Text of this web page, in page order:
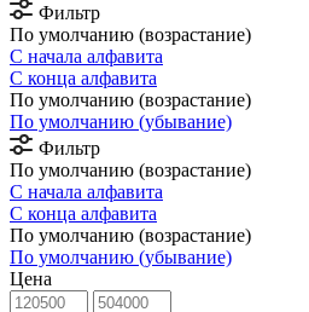
Фильтр
По умолчанию (возрастание)
С начала алфавита
С конца алфавита
По умолчанию (возрастание)
По умолчанию (убывание)
Фильтр
По умолчанию (возрастание)
С начала алфавита
С конца алфавита
По умолчанию (возрастание)
По умолчанию (убывание)
Цена